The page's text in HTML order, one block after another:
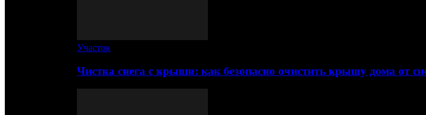
Участок
Чистка снега с крыши: как безопасно очистить крышу дома от